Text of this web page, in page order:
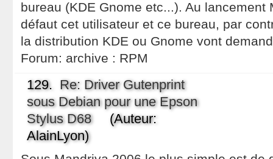
bureau (KDE Gnome etc...). Au lancement
défaut cet utilisateur et ce bureau, par
la distribution KDE ou Gnome vont
Forum: archive : RPM
129. Re: Driver Gutenprint
sous Debian pour une Epson
Stylus D68(Auteur:
AlainLyon)